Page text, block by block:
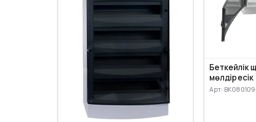
Беткейлік
мөлдір есік
Арт: